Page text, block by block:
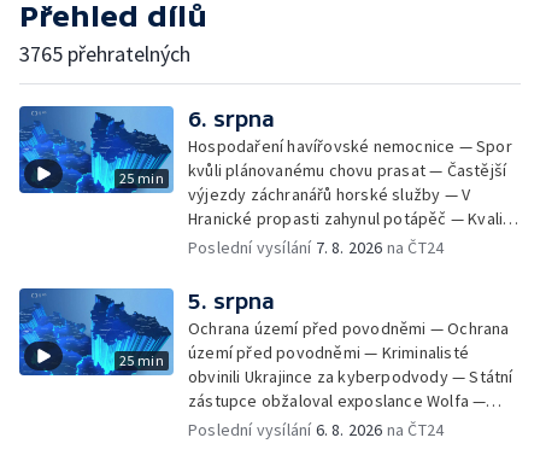
Přehled dílů
3765 přehratelných
25 min
6. srpna
Hospodaření havířovské nemocnice — Spor
kvůli plánovanému chovu prasat — Častější
výjezdy záchranářů horské služby — V
Hranické propasti zahynul potápěč — Kvalita
vody ke koupání — Zavlažování zeleniny v
Kempování v horkém počasí — Výběr ze
sociálních sítí Události Ostrava — Zkoumání
horka na zastávkách MHD — Promítání filmu
Odyssea z 35 mm pásu
Poslední vysílání 7. 8. 2026 na ČT24
25 min
5. srpna
Ochrana území před povodněmi — Ochrana
území před povodněmi — Kriminalisté
obvinili Ukrajince za kyberpodvody — Státní
zástupce obžaloval exposlance Wolfa —
Péče o hospodářská zvířata ve vedrech —
Poslední vysílání6. 8. 2026 na ČT24